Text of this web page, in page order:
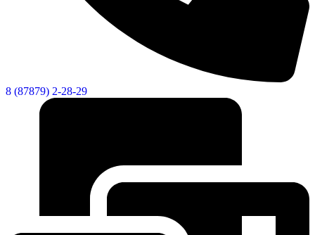
8 (87879) 2-28-29